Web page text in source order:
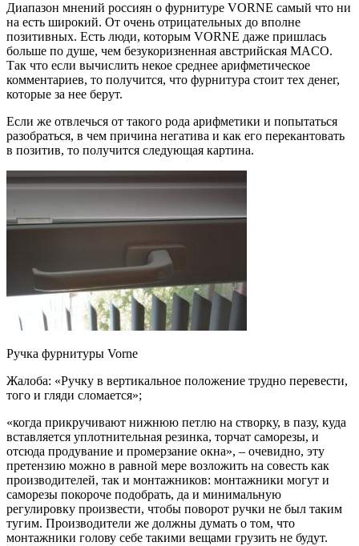
Диапазон мнений россиян о фурнитуре VORNE самый что ни
на есть широкий. От очень отрицательных до вполне
позитивных. Есть люди, которым VORNE даже пришлась
больше по душе, чем безукоризненная австрийская MACO.
Так что если вычислить некое среднее арифметическое
комментариев, то получится, что фурнитура стоит тех денег,
которые за нее берут.
Если же отвлечься от такого рода арифметики и попытаться
разобраться, в чем причина негатива и как его перекантовать
в позитив, то получится следующая картина.
Ручка фурнитуры Vorne
Жалоба: «Ручку в вертикальное положение трудно перевести,
того и гляди сломается»;
«когда прикручивают нижнюю петлю на створку, в пазу, куда
вставляется уплотнительная резинка, торчат саморезы, и
отсюда продувание и промерзание окна», – очевидно, эту
претензию можно в равной мере возложить на совесть как
производителей, так и монтажников: монтажники могут и
саморезы покороче подобрать, да и минимальную
регулировку произвести, чтобы поворот ручки не был таким
тугим. Производители же должны думать о том, что
монтажники голову себе такими вещами грузить не будут.